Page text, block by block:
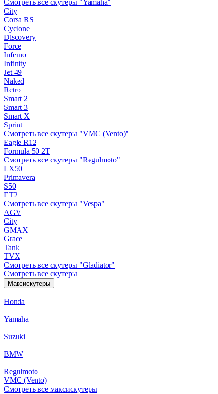
Смотреть все скутеры "Yamaha"
City
Corsa RS
Cyclone
Discovery
Force
Inferno
Infinity
Jet 49
Naked
Retro
Smart 2
Smart 3
Smart X
Sprint
Смотреть все скутеры "VMC (Vento)"
Eagle R12
Formula 50 2Т
Смотреть все скутеры "Regulmoto"
LX50
Primavera
S50
ET2
Смотреть все скутеры "Vespa"
AGV
City
GMAX
Grace
Tank
TVX
Смотреть все скутеры "Gladiator"
Смотреть все скутеры
Максискутеры
Honda
Yamaha
Suzuki
BMW
Regulmoto
VMC (Vento)
Смотреть все максискутеры